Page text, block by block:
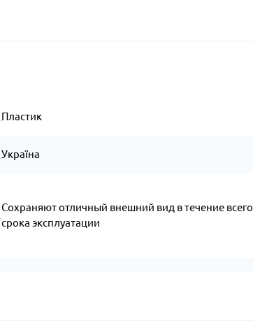
Пластик
Україна
Сохраняют отличный внешний вид в течение всего
срока эксплуатации